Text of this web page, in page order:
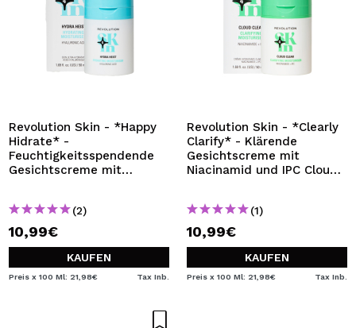
Revolution Skin - *Happy
Hidrate* -
Feuchtigkeitsspendende
Gesichtscreme mit
(2)
10,99€
KAUFEN
Preis x 100 Ml: 21,98€ Tax Inb.
Revolution Skin - *Clearly
Clarify* - Klärende
Gesichtscreme mit
Niacinamid und IPC Cloud
(1)
10,99€
KAUFEN
Preis x 100 Ml: 21,98€ Tax Inb.